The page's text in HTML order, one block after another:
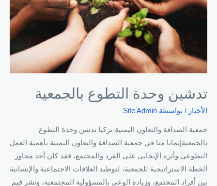
تدشين وحدة التطوع بالجمعية
الأخبار / بواسطة Site Admin
جمعية الصداقة والتعاون اليمنية-تركيا تدشن وحدة التطوع
بالجمعيةإيمانا منا في جمعية الصداقة والتعاون اليمنية بأهمية العمل
التطوعي وأثره الإيجابي على الفرد والمجتمع، فقد كان أحد محاور
الخطة الاستراتيجية للجمعية، لتوطيد العلاقات الاجتماعية والإنسانية
بين أفراد المجتمع، وزيادة الوعي بالمسؤولية المجتمعية، ونشر قيم